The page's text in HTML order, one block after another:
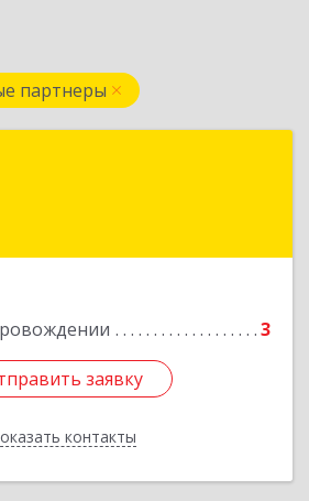
партнеры
3
заявку
контакты
заявку
Назад